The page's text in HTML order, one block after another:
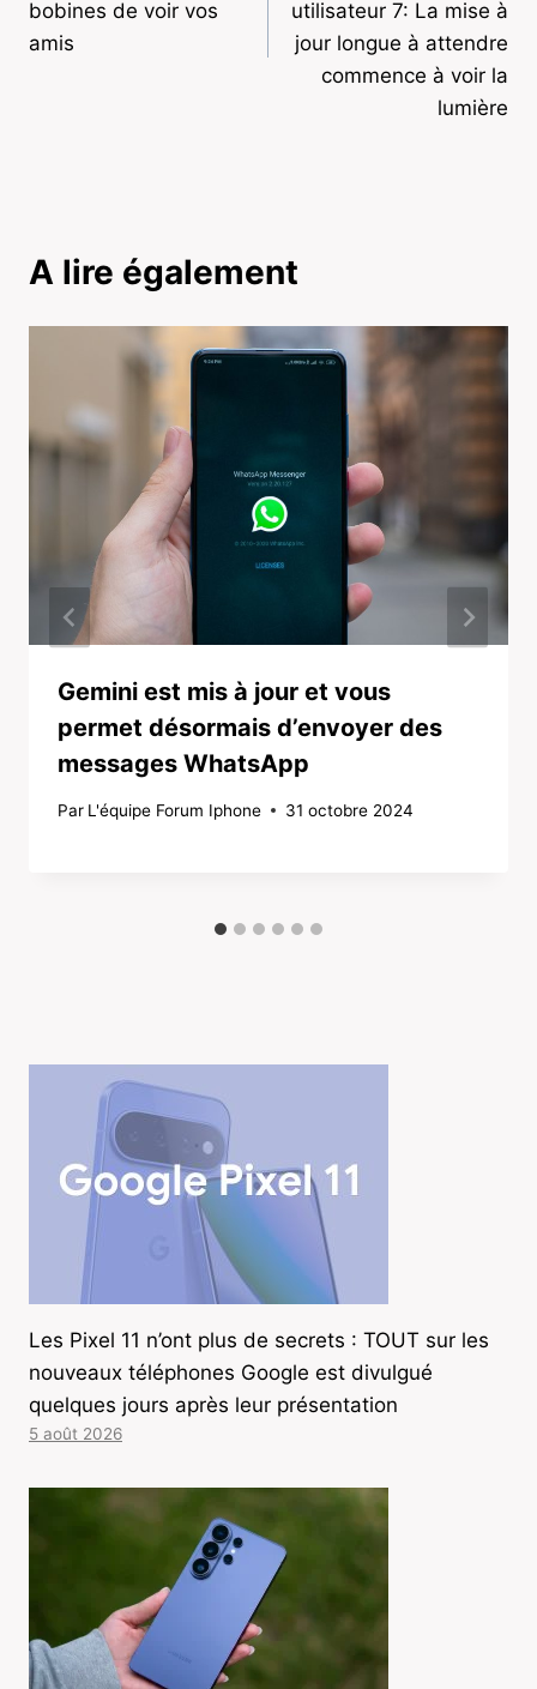
bobines de voir vos
amis
utilisateur 7: La mise à
jour longue à attendre
commence à voir la
lumière
A lire également
Gemini est mis à jour et vous
permet désormais d’envoyer des
messages WhatsApp
Par L'équipe Forum Iphone 31 octobre 2024
Les Pixel 11 n’ont plus de secrets : TOUT sur les
nouveaux téléphones Google est divulgué
quelques jours après leur présentation
5 août 2026